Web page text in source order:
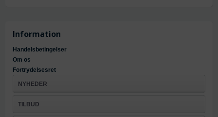
Information
Handelsbetingelser
Om os
Fortrydelsesret
NYHEDER
TILBUD